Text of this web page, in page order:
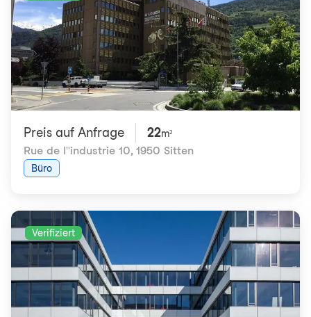
Preis auf Anfrage 22m²
Rue de l''industrie 10, 1950 Sitten
Büro
Verifiziert